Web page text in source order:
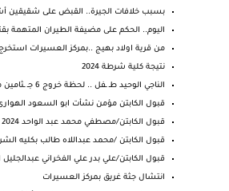
بسبب خلافات الجيرة.. القبض على شقيقين
اليوم.. الحكم على مضيفة الطيران المتهمة
من قرية اولاد بهيج ..بمركز العسيرات
نتيجة كلية شرطة 2024
الناجي الوحيد طـ ـفل .. لحظة خروج 6 جـ ـثامين من أ...
قبول الكابتن مؤمن نشأت ابو السعود
قبول الكابتن/مصطفي محمد عبد الواحد 2024
قبول الكابتن /محمد عبداللاه طالب بكليه الشرطة
قبول الكابتن/علي بدر علي الفخراني
انتشال جثة غريق بمركز العسيرات